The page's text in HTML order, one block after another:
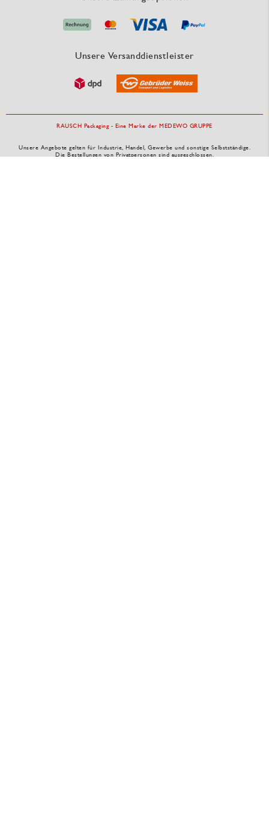
Unsere Versanddienstleister
RAUSCH Packaging - Eine Marke der MEDEWO GRUPPE
Unsere Angebote gelten für Industrie, Handel, Gewerbe und sonstige Selbstständige.
Die Bestellungen von Privatpersonen sind ausgeschlossen.